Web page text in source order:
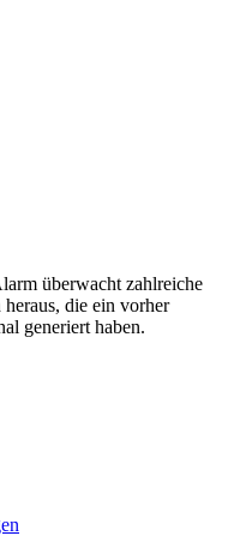
überwacht zahlreiche
die ein vorher
generiert haben.